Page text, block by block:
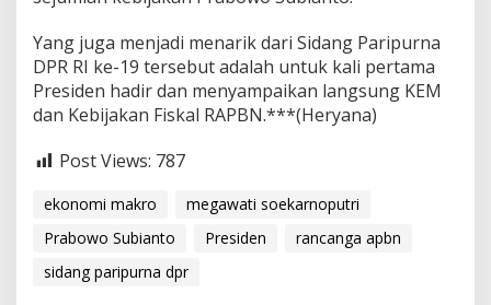
Yang juga menjadi menarik dari Sidang Paripurna
DPR RI ke-19 tersebut adalah untuk kali pertama
Presiden hadir dan menyampaikan langsung KEM
dan Kebijakan Fiskal RAPBN.***(Heryana)
Post Views: 787
ekonomi makro
megawati soekarnoputri
Prabowo Subianto
Presiden
rancanga apbn
sidang paripurna dpr